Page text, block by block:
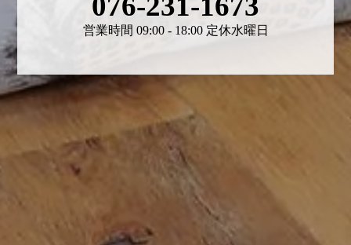
営業時間 09:00 - 18:00 定休水曜日